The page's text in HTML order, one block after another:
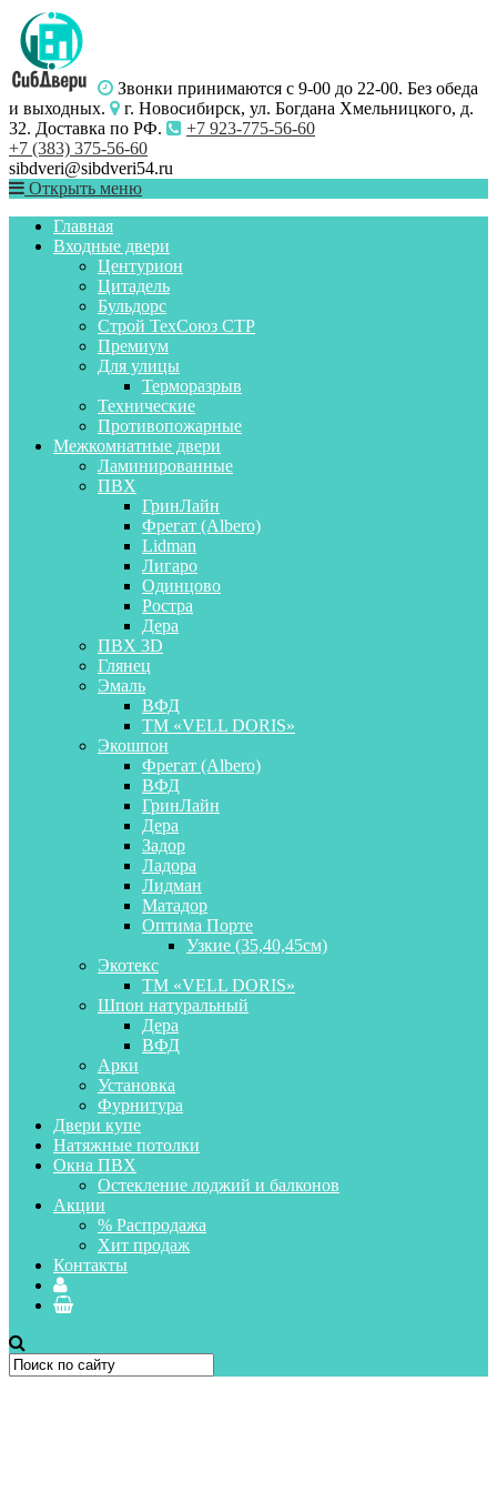
Звонки принимаются с 9-00 до 22-00. Без обеда
и выходных.
г. Новосибирск, ул. Богдана Хмельницкого, д.
32. Доставка по РФ.
+7 923-775-56-60
+7 (383) 375-56-60
sibdveri@sibdveri54.ru
Открыть меню
Главная
Входные двери
Центурион
Цитадель
Бульдорс
Строй ТехСоюз СТР
Премиум
Для улицы
Терморазрыв
Технические
Противопожарные
Межкомнатные двери
Ламинированные
ПВХ
ГринЛайн
Фрегат (Albero)
Lidman
Лигаро
Одинцово
Ростра
Дера
ПВХ 3D
Глянец
Эмаль
ВФД
ТМ «VELL DORIS»
Экошпон
Фрегат (Albero)
ВФД
ГринЛайн
Дера
Задор
Ладора
Лидман
Матадор
Оптима Порте
Узкие (35,40,45см)
Экотекс
ТМ «VELL DORIS»
Шпон натуральный
Дера
ВФД
Арки
Установка
Фурнитура
Двери купе
Натяжные потолки
Окна ПВХ
Остекление лоджий и балконов
Акции
% Распродажа
Хит продаж
Контакты